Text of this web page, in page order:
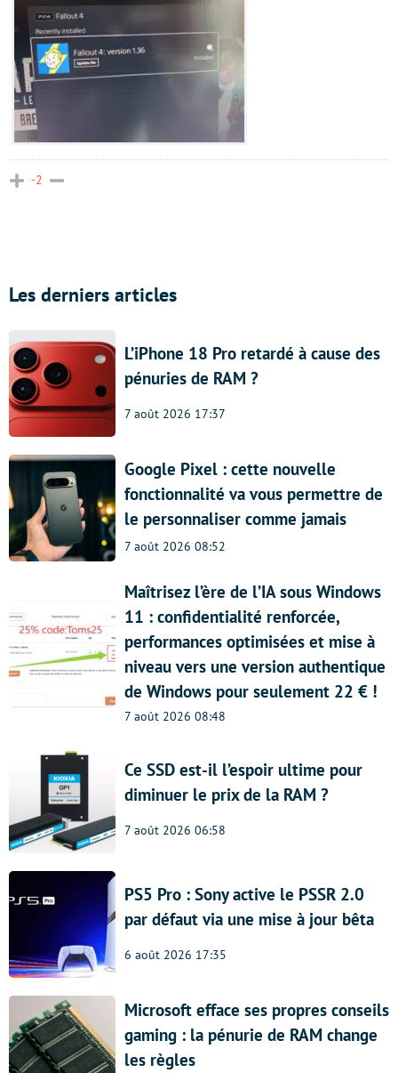
-2
Les derniers articles
L’iPhone 18 Pro retardé à cause des
pénuries de RAM ?
7 août 2026 17:37
Google Pixel : cette nouvelle
fonctionnalité va vous permettre de
le personnaliser comme jamais
7 août 2026 08:52
Maîtrisez l’ère de l’IA sous Windows
11 : confidentialité renforcée,
performances optimisées et mise à
niveau vers une version authentique
de Windows pour seulement 22 € !
7 août 2026 08:48
Ce SSD est-il l’espoir ultime pour
diminuer le prix de la RAM ?
7 août 2026 06:58
PS5 Pro : Sony active le PSSR 2.0
par défaut via une mise à jour bêta
6 août 2026 17:35
Microsoft efface ses propres conseils
gaming : la pénurie de RAM change
les règles